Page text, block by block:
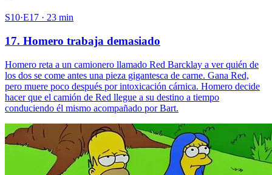
S10·E17 · 23 min
17. Homero trabaja demasiado
Homero reta a un camionero llamado Red Barcklay a ver quién de
los dos se come antes una pieza gigantesca de carne. Gana Red,
pero muere poco después por intoxicación cárnica. Homero decide
hacer que el camión de Red llegue a su destino a tiempo
conduciendo él mismo acompañado por Bart.